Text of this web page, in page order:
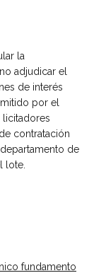
la
adjudicar el
de interés
por el
contratación
de
lote.
fundamento